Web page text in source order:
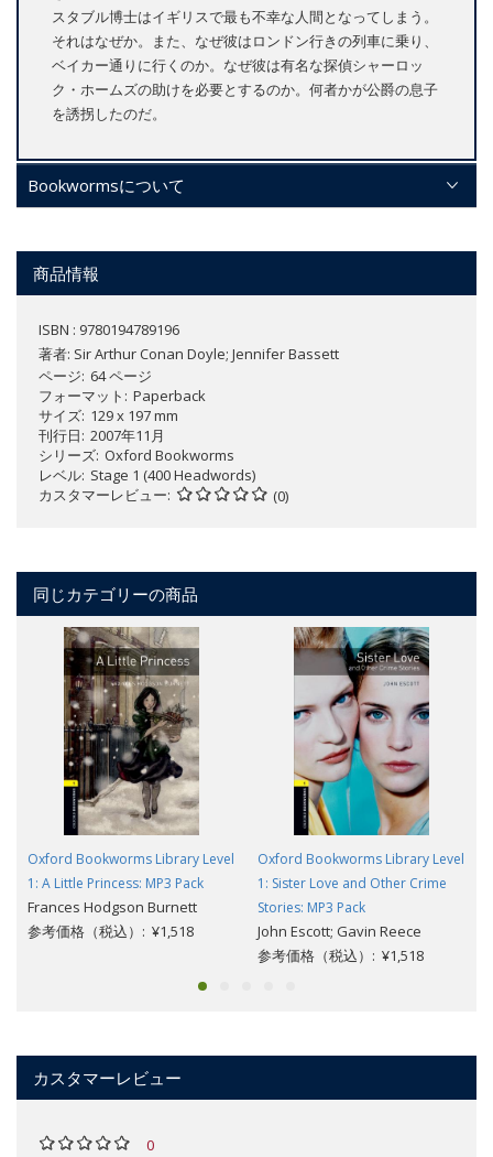
スタブル博士はイギリスで最も不幸な人間となってしまう。
それはなぜか。また、なぜ彼はロンドン行きの列車に乗り、
ベイカー通りに行くのか。なぜ彼は有名な探偵シャーロッ
ク・ホームズの助けを必要とするのか。何者かが公爵の息子
を誘拐したのだ。
Bookwormsについて
商品情報
ISBN : 9780194789196
著者: Sir Arthur Conan Doyle; Jennifer Bassett
ページ 64 ページ
フォーマット
Paperback
サイズ 129 x 197 mm
刊行日 2007年11月
シリーズ Oxford Bookworms
レベル Stage 1 (400 Headwords)
カスタマーレビュー
(0)
同じカテゴリーの商品
Oxford Bookworms Library Level
1: A Little Princess: MP3 Pack
Frances Hodgson Burnett
参考価格（税込）: ¥1,518
Oxford Bookworms Library Level
1: Sister Love and Other Crime
Stories: MP3 Pack
John Escott; Gavin Reece
参考価格（税込）: ¥1,518
カスタマーレビュー
0